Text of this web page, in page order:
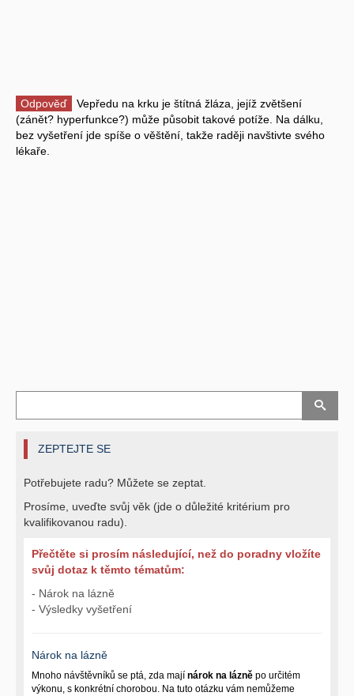
Odpověď
Vepředu na krku je štítná žláza, jejíž zvětšení
(zánět? hyperfunkce?) může působit takové potíže. Na dálku,
bez vyšetření jde spíše o věštění, takže raději navštivte svého
lékaře.
ZEPTEJTE SE
Potřebujete radu? Můžete se zeptat.
Prosíme, uveďte svůj věk (jde o důležité kritérium pro
kvalifikovanou radu).
Přečtěte si prosím následující, než do poradny vložíte
svůj dotaz k těmto tématům:
- Nárok na lázně
- Výsledky vyšetření
Nárok na lázně
Mnoho návštěvníků se ptá, zda mají nárok na lázně po určitém
výkonu, s konkrétní chorobou. Na tuto otázku vám nemůžeme